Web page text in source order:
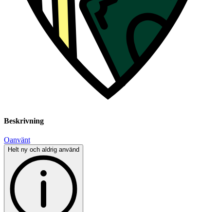
Beskrivning
Oanvänt
Helt ny och aldrig använd